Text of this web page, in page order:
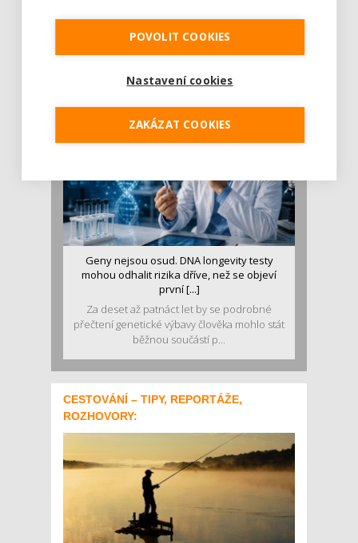
Je jen pro sportovce, přiberu po něm a ve
stravě ho mám dostatek. Znáte nejčastějš [...]
se o ně...
Geny nejsou osud. DNA longevity testy
mohou odhalit rizika dříve, než se objeví
první [...]
Za deset až patnáct let by se podrobné
přečtení genetické výbavy člověka mohlo stát
běžnou součástí p...
CESTOVÁNÍ – TIPY, REPORTÁŽE,
ROZHOVORY:
POVOLIT COOKIES
Nastavení cookies
ZAKÁZAT COOKIES